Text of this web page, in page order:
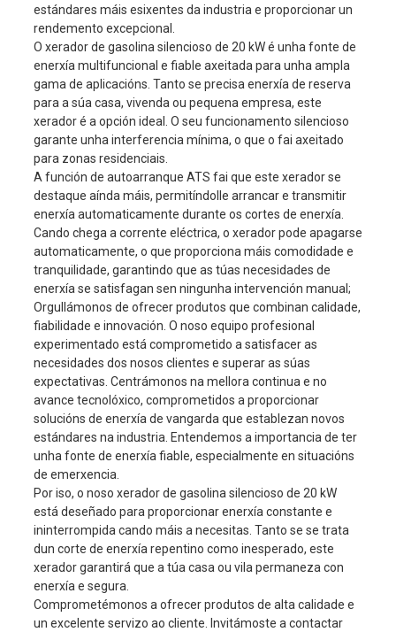
estándares máis esixentes da industria e proporcionar un
rendemento excepcional.
O xerador de gasolina silencioso de 20 kW é unha fonte de
enerxía multifuncional e fiable axeitada para unha ampla
gama de aplicacións. Tanto se precisa enerxía de reserva
para a súa casa, vivenda ou pequena empresa, este
xerador é a opción ideal. O seu funcionamento silencioso
garante unha interferencia mínima, o que o fai axeitado
para zonas residenciais.
A función de autoarranque ATS fai que este xerador se
destaque aínda máis, permitíndolle arrancar e transmitir
enerxía automaticamente durante os cortes de enerxía.
Cando chega a corrente eléctrica, o xerador pode apagarse
automaticamente, o que proporciona máis comodidade e
tranquilidade, garantindo que as túas necesidades de
enerxía se satisfagan sen ningunha intervención manual;
Orgullámonos de ofrecer produtos que combinan calidade,
fiabilidade e innovación. O noso equipo profesional
experimentado está comprometido a satisfacer as
necesidades dos nosos clientes e superar as súas
expectativas. Centrámonos na mellora continua e no
avance tecnolóxico, comprometidos a proporcionar
solucións de enerxía de vangarda que establezan novos
estándares na industria. Entendemos a importancia de ter
unha fonte de enerxía fiable, especialmente en situacións
de emerxencia.
Por iso, o noso xerador de gasolina silencioso de 20 kW
está deseñado para proporcionar enerxía constante e
ininterrompida cando máis a necesitas. Tanto se se trata
dun corte de enerxía repentino como inesperado, este
xerador garantirá que a túa casa ou vila permaneza con
enerxía e segura.
Comprometémonos a ofrecer produtos de alta calidade e
un excelente servizo ao cliente. Invitámoste a contactar
Factor de potencia (COSφ)
1/0,8
Grao de illamento
F
motor
Motor
465F1
Diámetro × carreira
65x78 mm
desprazamento
1050 cc
Consumo de combustible
Modo de ignición
Ignición electrónica
Tipo de motor
en liña, catro cilindros,
tempos, refrixerado
Combustible
Máis de 90 # sen
Capacidade de aceite
3,0 L
inicio
Arranque eléctrico
outro
Capacidade do depósito de
combustible
horas de funcionamento
continuo
8 horas
Capacidade da batería
12V45AH
ruído
tamaño
1160x725x850 mm
Peso neto
298 kg